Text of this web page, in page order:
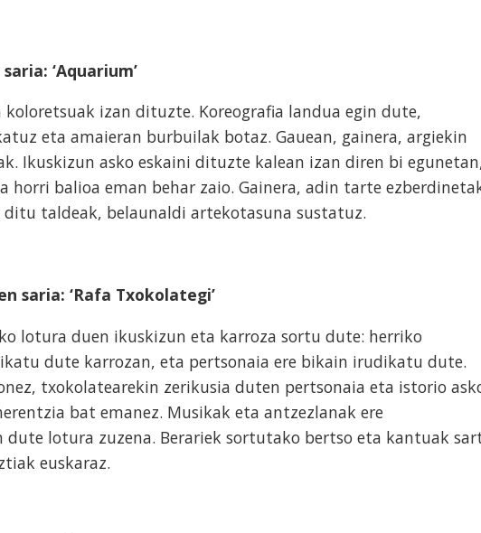
‘Aquarium’
izan dituzte. Koreografia landua egin dute,
eta amaieran burbuilak botaz. Gauean, gainera, argiekin
Ikuskizun asko eskaini dituzte kalean izan diren bi
horri balioa eman behar zaio. Gainera, adin tarte
taldeak, belaunaldi artekotasuna sustatuz.
saria: ‘Rafa Txokolategi’
lotura duen ikuskizun eta karroza sortu dute: herriko
dute karrozan, eta pertsonaia ere bikain irudikatu dute.
txokolatearekin zerikusia duten pertsonaia eta istorio
bat emanez. Musikak eta antzezlanak ere
dute lotura zuzena. Berariek sortutako bertso eta kantuak
euskaraz.